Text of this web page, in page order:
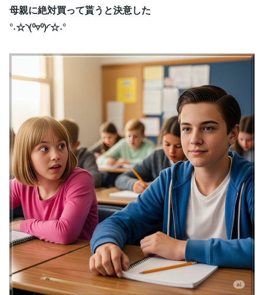
母親に絶対買って貰うと決意した
°˖☆◝(⁰▿⁰)◜☆˖°